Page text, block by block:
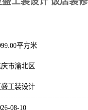
平方米
市渝北区
工装设计
08-10